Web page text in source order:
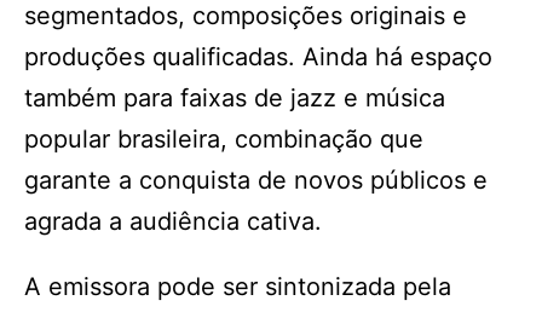
segmentados, composições originais e
produções qualificadas. Ainda há espaço
também para faixas de jazz e música
popular brasileira, combinação que
garante a conquista de novos públicos e
agrada a audiência cativa.
A emissora pode ser sintonizada pela